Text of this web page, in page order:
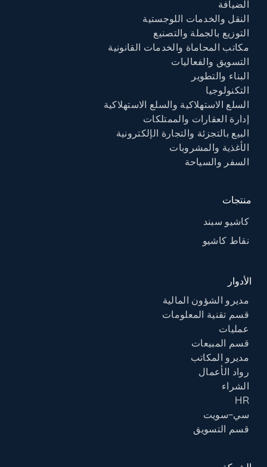
الضيافة
النقل والخدمات اللوجستية
التوزيع بالجملة والتصنيع
مكاتب المحاماة والخدمات القانونية
التسويق والفعاليات
البناء والتطوير
التكنولوجيا
السلع الاستهلاكية والسلع الاستهلاكية
إدارة العقارات والممتلكات
البيع بالتجزئة والتجارة الإلكترونية
الأغذية والمشروبات
السفر والسياحة
منتجات
كاشيو سبند
نقاط كاشيو
الأدوار
مديرو الشؤون المالية
قسم تقنية المعلومات
عمليات
قسم المبيعات
مديرو المكاتب
رواد الأعمال
الشراء
HR
سي-سويت
قسم التسويق